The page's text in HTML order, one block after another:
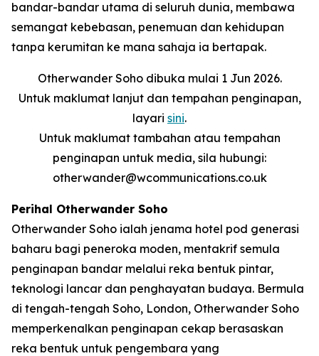
bandar-bandar utama di seluruh dunia, membawa
semangat kebebasan, penemuan dan kehidupan
tanpa kerumitan ke mana sahaja ia bertapak.
Otherwander Soho dibuka mulai 1 Jun 2026.
Untuk maklumat lanjut dan tempahan penginapan,
layari sini.
Untuk maklumat tambahan atau tempahan
penginapan untuk media, sila hubungi:
otherwander@wcommunications.co.uk
Perihal Otherwander Soho
Otherwander Soho ialah jenama hotel pod generasi
baharu bagi peneroka moden, mentakrif semula
penginapan bandar melalui reka bentuk pintar,
teknologi lancar dan penghayatan budaya. Bermula
di tengah-tengah Soho, London, Otherwander Soho
memperkenalkan penginapan cekap berasaskan
reka bentuk untuk pengembara yang